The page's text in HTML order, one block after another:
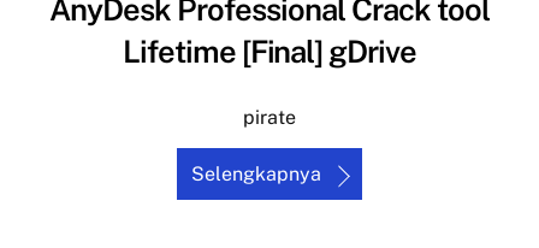
AnyDesk Professional Crack tool
Lifetime [Final] gDrive
pirate
Selengkapnya